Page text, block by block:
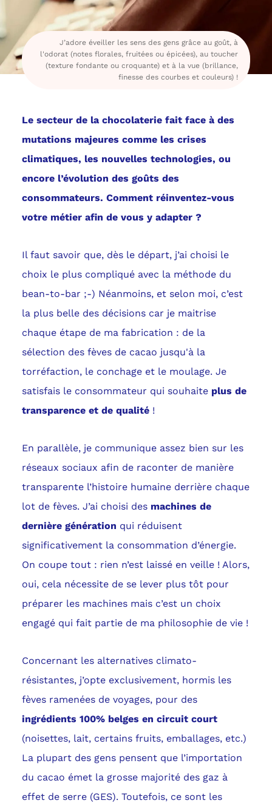
J’adore éveiller les sens des gens grâce au goût, à
l'odorat (notes florales, fruitées ou épicées), au toucher
(texture fondante ou croquante) et à la vue (brillance,
finesse des courbes et couleurs) !
Le secteur de la chocolaterie fait face à des
mutations majeures comme les crises
climatiques, les nouvelles technologies, ou
encore l’évolution des goûts des
consommateurs. Comment réinventez-vous
votre métier afin de vous y adapter ?
Il faut savoir que, dès le départ, j’ai choisi le
choix le plus compliqué avec la méthode du
bean-to-bar ;-) Néanmoins, et selon moi, c’est
la plus belle des décisions car je maitrise
chaque étape de ma fabrication : de la
sélection des fèves de cacao jusqu'à la
torréfaction, le conchage et le moulage. Je
satisfais le consommateur qui souhaite plus de
transparence et de qualité!
En parallèle, je communique assez bien sur les
réseaux sociaux afin de raconter de manière
transparente l’histoire humaine derrière chaque
lot de fèves. J’ai choisi des machines de
dernière génération qui réduisent
significativement la consommation d’énergie.
On coupe tout : rien n’est laissé en veille ! Alors,
oui, cela nécessite de se lever plus tôt pour
préparer les machines mais c’est un choix
engagé qui fait partie de ma philosophie de vie !
Concernant les alternatives climato-
résistantes, j’opte exclusivement, hormis les
fèves ramenées de voyages, pour des
ingrédients 100% belges en circuit court
(noisettes, lait, certains fruits, emballages, etc.)
La plupart des gens pensent que l’importation
du cacao émet la grosse majorité des gaz à
effet de serre (GES). Toutefois, ce sont les